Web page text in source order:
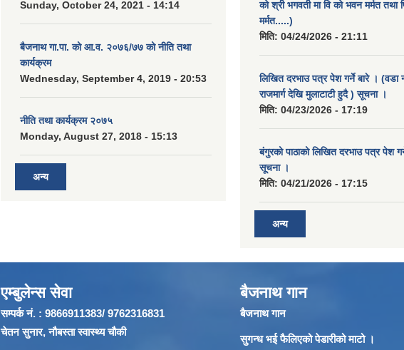
Sunday, October 24, 2021 - 14:14
बैजनाथ गा.पा. को आ.व. २०७६/७७ को नीति तथा
कार्यक्रम
Wednesday, September 4, 2019 - 20:53
नीति तथा कार्यक्रम २०७५
Monday, August 27, 2018 - 15:13
अन्य
को श्री भगवती मा वि को भवन मर्मत तथा
मर्मत.....)
मिति: 04/24/2026 - 21:11
लिखित दरभाउ पत्र पेश गर्ने बारे । (वडा
राजमार्ग देखि मुलाटाटी हुदै ) सूचना ।
मिति: 04/23/2026 - 17:19
बंगुरको पाठाको लिखित दरभाउ पत्र पेश
सूचना ।
मिति: 04/21/2026 - 17:15
अन्य
एम्बुलेन्स सेवा
सम्पर्क नं. : 9866911383/ 9762316831
चेतन सुनार, नौबस्ता स्वास्थ्य चौकी
बैजनाथ गान
बैजनाथ गान
सुगन्ध भई फैलिएको पेडारीको माटो ।